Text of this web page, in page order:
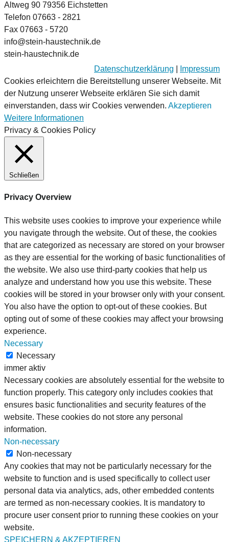
Altweg 90 79356 Eichstetten
Telefon 07663 - 2821
Fax 07663 - 5720
info@stein-haustechnik.de
stein-haustechnik.de
Datenschutzerklärung
Impressum
Cookies erleichtern die Bereitstellung unserer Webseite. Mit
der Nutzung unserer Webseite erklären Sie sich damit
einverstanden, dass wir Cookies verwenden. Akzeptieren
Weitere Informationen
Privacy & Cookies Policy
Schließen
Privacy Overview
This website uses cookies to improve your experience while
you navigate through the website. Out of these, the cookies
that are categorized as necessary are stored on your browser
as they are essential for the working of basic functionalities of
the website. We also use third-party cookies that help us
analyze and understand how you use this website. These
cookies will be stored in your browser only with your consent.
You also have the option to opt-out of these cookies. But
opting out of some of these cookies may affect your browsing
experience.
Necessary
Necessary
immer aktiv
Necessary cookies are absolutely essential for the website to
function properly. This category only includes cookies that
ensures basic functionalities and security features of the
website. These cookies do not store any personal
information.
Non-necessary
Non-necessary
Any cookies that may not be particularly necessary for the
website to function and is used specifically to collect user
personal data via analytics, ads, other embedded contents
are termed as non-necessary cookies. It is mandatory to
procure user consent prior to running these cookies on your
website.
SPEICHERN & AKZEPTIEREN